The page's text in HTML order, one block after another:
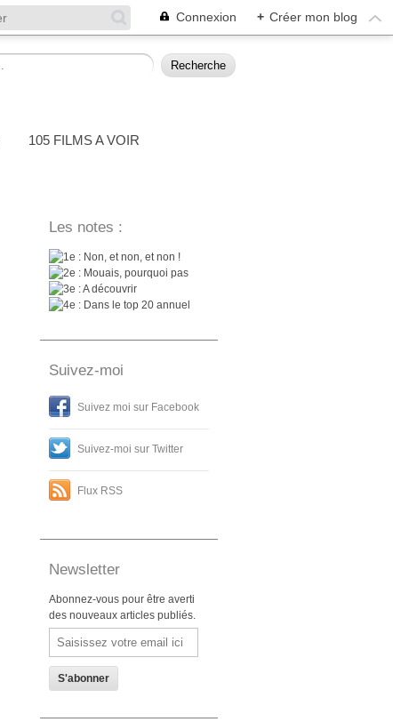
Connexion + Créer mon blog
105 FILMS A VOIR
Les notes :
: Non, et non, et non !
: Mouais, pourquoi pas
: A découvrir
: Dans le top 20 annuel
Suivez-moi
Suivez moi sur Facebook
Suivez-moi sur Twitter
Flux RSS
Newsletter
Abonnez-vous pour être averti
des nouveaux articles publiés.
Email